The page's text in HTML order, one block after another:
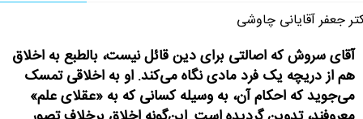
جعفر آقایانی چاوشی
آقای سروش که اصالتی برای دین قائل نیست، بالطبع به اخلاق
هم از دریچه یک فرد مادی نگاه می‌کند. او به اخلاقی تمسک
می‌جوید که احکام آن، به وسیله کسانی که به «عقلای علم»